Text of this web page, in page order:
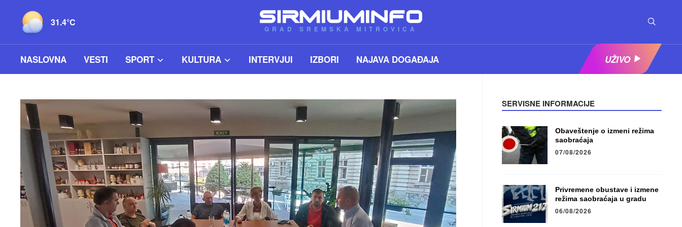
31.4°C
GRAD SREMSKA MITROVICA
NASLOVNA VESTI SPORT KULTURA INTERVJUI IZBORI NAJAVA DOGAĐAJA UŽIVO
SERVISNE INFORMACIJE
Obaveštenje o izmeni režima
saobraćaja
07/08/2026
Privremene obustave i izmene
režima saobraćaja u gradu
06/08/2026